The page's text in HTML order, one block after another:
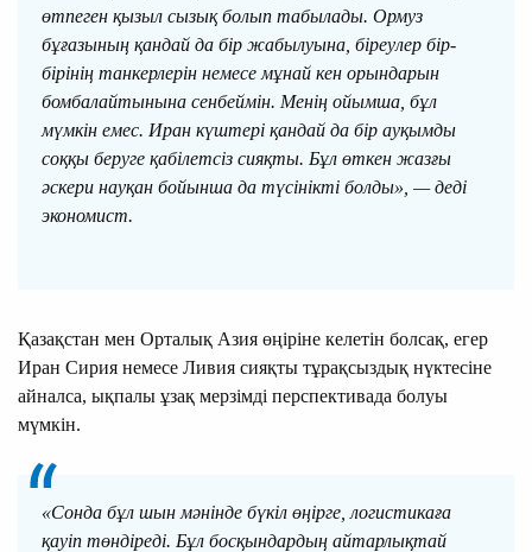
өтпеген қызыл сызық болып табылады. Ормуз
бұғазының қандай да бір жабылуына, біреулер бір-
бірінің танкерлерін немесе мұнай кен орындарын
бомбалайтынына сенбеймін. Менің ойымша, бұл
мүмкін емес. Иран күштері қандай да бір ауқымды
соққы беруге қабілетсіз сияқты. Бұл өткен жазғы
әскери науқан бойынша да түсінікті болды», — деді
экономист.
Қазақстан мен Орталық Азия өңіріне келетін болсақ, егер
Иран Сирия немесе Ливия сияқты тұрақсыздық нүктесіне
айналса, ықпалы ұзақ мерзімді перспективада болуы
мүмкін.
«Сонда бұл шын мәнінде бүкіл өңірге, логистикаға
қауіп төндіреді. Бұл босқындардың айтарлықтай